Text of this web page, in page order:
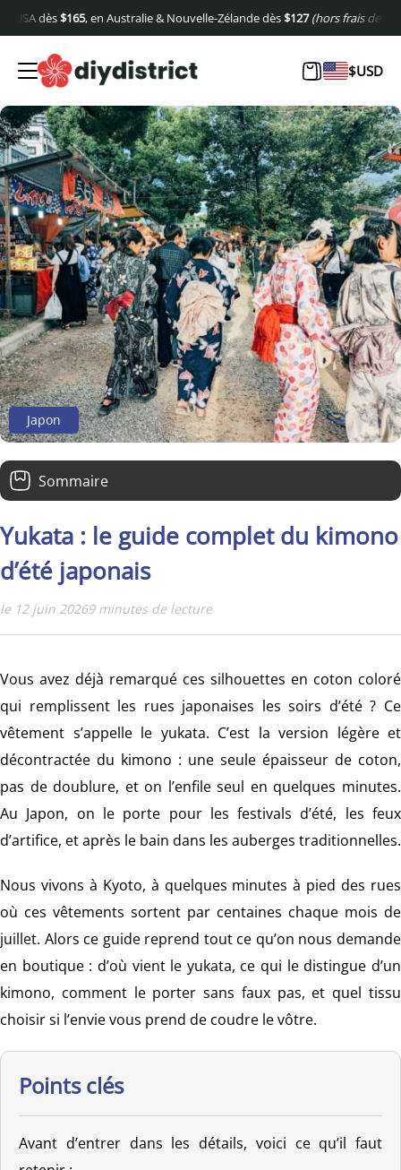
, en Australie & Nouvelle-Zélande dès$127(hors frais de port).Europe :
$USD
Japon
Sommaire
Points clés
Qu'est-ce qu'un yukata ?
Mille ans d'histoire : de la robe de bain au festival
Yukata ou kimono : comment les distinguer
Comment porter un yukata
Quel tissu pour un yukata ?
Coton ou polyester ?
Coudre son propre yukata
Entretien et rangement
Conclusion
Yukata : le guide complet du kimono
d’été japonais
le 12 juin 20269 minutes de lecture
Vous avez déjà remarqué ces silhouettes en coton coloré
qui remplissent les rues japonaises les soirs d’été ? Ce
vêtement s’appelle le yukata. C’est la version légère et
décontractée du kimono : une seule épaisseur de coton,
pas de doublure, et on l’enfile seul en quelques minutes.
Au Japon, on le porte pour les festivals d’été, les feux
d’artifice, et après le bain dans les auberges traditionnelles.
Nous vivons à Kyoto, à quelques minutes à pied des rues
où ces vêtements sortent par centaines chaque mois de
juillet. Alors ce guide reprend tout ce qu’on nous demande
en boutique : d’où vient le yukata, ce qui le distingue d’un
kimono, comment le porter sans faux pas, et quel tissu
choisir si l’envie vous prend de coudre le vôtre.
Points clés
Avant d’entrer dans les détails, voici ce qu’il faut